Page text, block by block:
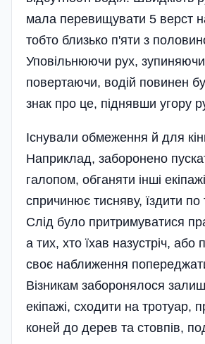
мала перевищувати 5 верст
тобто близько п'яти з
Уповільнюючи рух,
повертаючи, водій повинен
знак про це, піднявши угору
Існували обмеження й для
Наприклад, заборонено
галопом, обганяти інші
спричинює тисняву, їздити по
Слід було притримуватися
а тих, хто їхав назустріч, або
своє наближення
Візникам заборонялося
екіпажі, сходити на тротуар,
коней до дерев та стовпів,